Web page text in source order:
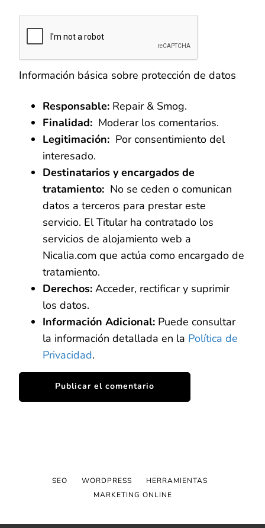
Información básica sobre protección de datos
Responsable: Repair & Smog.
Finalidad: Moderar los comentarios.
Legitimación: Por consentimiento del
interesado.
Destinatarios y encargados de
tratamiento: No se ceden o comunican
datos a terceros para prestar este
servicio. El Titular ha contratado los
servicios de alojamiento web a
Nicalia.com que actúa como encargado de
tratamiento.
Derechos: Acceder, rectificar y suprimir
los datos.
Información Adicional: Puede consultar
la información detallada en la Política de
Privacidad.
SEO WORDPRESS
HERRAMIENTAS
MARKETING ONLINE